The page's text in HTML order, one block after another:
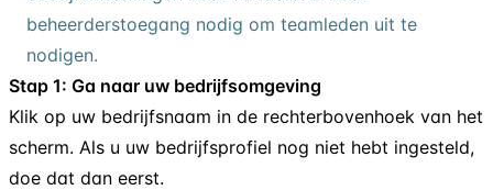
beheerderstoegang nodig om teamleden uit te
nodigen.
Stap 1: Ga naar uw bedrijfsomgeving
Klik op uw bedrijfsnaam in de rechterbovenhoek van het
scherm. Als u uw bedrijfsprofiel nog niet hebt ingesteld,
doe dat dan eerst.